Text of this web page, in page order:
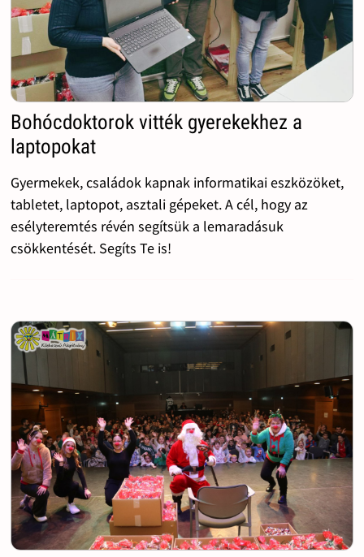
Bohócdoktorok vitték gyerekekhez a
laptopokat
Gyermekek, családok kapnak informatikai eszközöket,
tabletet, laptopot, asztali gépeket. A cél, hogy az
esélyteremtés révén segítsük a lemaradásuk
csökkentését. Segíts Te is!